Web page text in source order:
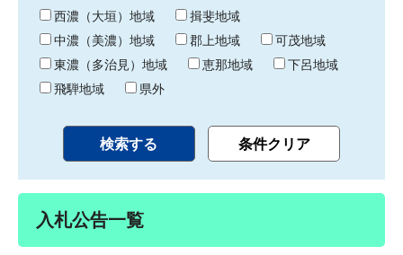
り 西濃（大垣）地域
揖斐地域
中濃（美濃）地域
郡上地域
可茂地域
東濃（多治見）地域
恵那地域
下呂地域
飛騨地域
県外
入札公告一覧